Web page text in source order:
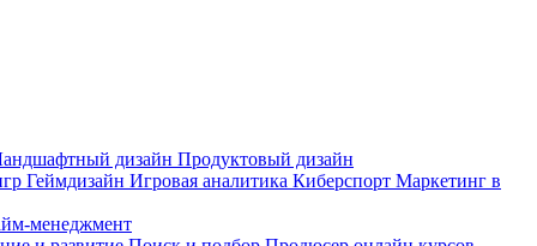
дизайн Продуктовый дизайн
Геймдизайн Игровая аналитика Киберспорт Маркетинг в
менеджмент